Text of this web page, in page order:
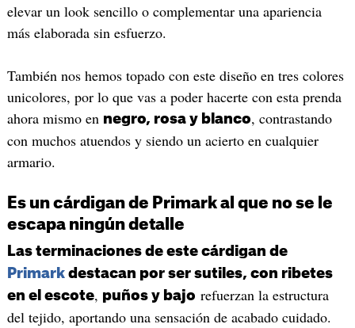
elevar un look sencillo o complementar una apariencia
más elaborada sin esfuerzo.
También nos hemos topado con este diseño en tres colores
unicolores, por lo que vas a poder hacerte con esta prenda
ahora mismo en negro, rosa y blanco, contrastando
con muchos atuendos y siendo un acierto en cualquier
armario.
Es un cárdigan de Primark al que no se le
escapa ningún detalle
Las terminaciones de este cárdigan de
Primarkdestacan por ser sutiles, con ribetes
en el escote, puños y bajo refuerzan la estructura
del tejido, aportando una sensación de acabado cuidado.